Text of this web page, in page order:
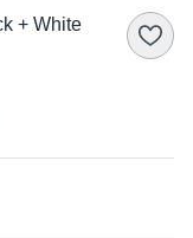
+ White